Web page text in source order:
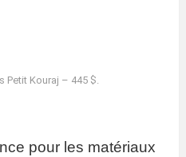
Petit Kouraj – 445 $.
pour les matériaux